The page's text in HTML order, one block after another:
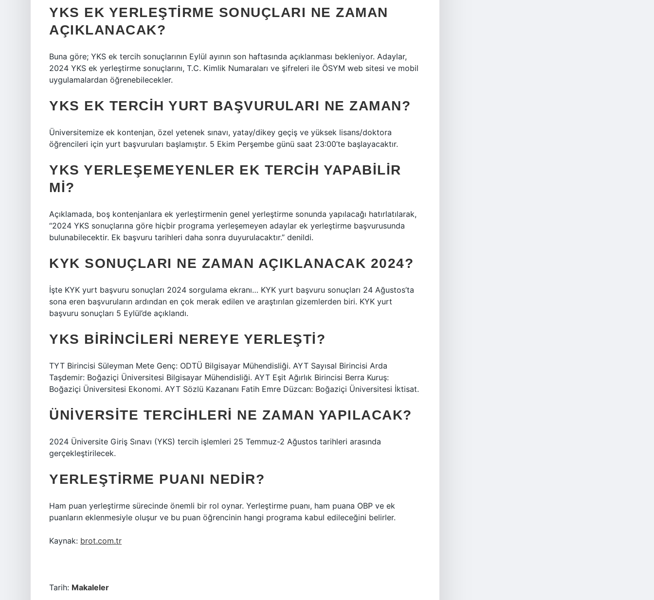
YKS EK YERLEŞTIRME SONUÇLARI NE ZAMAN
AÇIKLANACAK?
Buna göre; YKS ek tercih sonuçlarının Eylül ayının son haftasında açıklanması bekleniyor. Adaylar,
2024 YKS ek yerleştirme sonuçlarını, T.C. Kimlik Numaraları ve şifreleri ile ÖSYM web sitesi ve mobil
uygulamalardan öğrenebilecekler.
YKS EK TERCIH YURT BAŞVURULARI NE ZAMAN?
Üniversitemize ek kontenjan, özel yetenek sınavı, yatay/dikey geçiş ve yüksek lisans/doktora
öğrencileri için yurt başvuruları başlamıştır. 5 Ekim Perşembe günü saat 23:00’te başlayacaktır.
YKS YERLEŞEMEYENLER EK TERCIH YAPABILIR
MI?
Açıklamada, boş kontenjanlara ek yerleştirmenin genel yerleştirme sonunda yapılacağı hatırlatılarak,
“2024 YKS sonuçlarına göre hiçbir programa yerleşemeyen adaylar ek yerleştirme başvurusunda
bulunabilecektir. Ek başvuru tarihleri ​​daha sonra duyurulacaktır.” denildi.
KYK SONUÇLARI NE ZAMAN AÇIKLANACAK 2024?
İşte KYK yurt başvuru sonuçları 2024 sorgulama ekranı… KYK yurt başvuru sonuçları 24 Ağustos’ta
sona eren başvuruların ardından en çok merak edilen ve araştırılan gizemlerden biri. KYK yurt
başvuru sonuçları 5 Eylül’de açıklandı.
YKS BIRINCILERI NEREYE YERLEŞTI?
TYT Birincisi Süleyman Mete Genç: ODTÜ Bilgisayar Mühendisliği. AYT Sayısal Birincisi Arda
Taşdemir: Boğaziçi Üniversitesi Bilgisayar Mühendisliği. AYT Eşit Ağırlık Birincisi Berra Kuruş:
Boğaziçi Üniversitesi Ekonomi. AYT Sözlü Kazananı Fatih Emre Düzcan: Boğaziçi Üniversitesi İktisat.
ÜNIVERSITE TERCIHLERI NE ZAMAN YAPILACAK?
2024 Üniversite Giriş Sınavı (YKS) tercih işlemleri 25 Temmuz-2 Ağustos tarihleri ​​arasında
gerçekleştirilecek.
YERLEŞTIRME PUANI NEDIR?
Ham puan yerleştirme sürecinde önemli bir rol oynar. Yerleştirme puanı, ham puana OBP ve ek
puanların eklenmesiyle oluşur ve bu puan öğrencinin hangi programa kabul edileceğini belirler.
Kaynak: brot.com.tr
Tarih: Makaleler